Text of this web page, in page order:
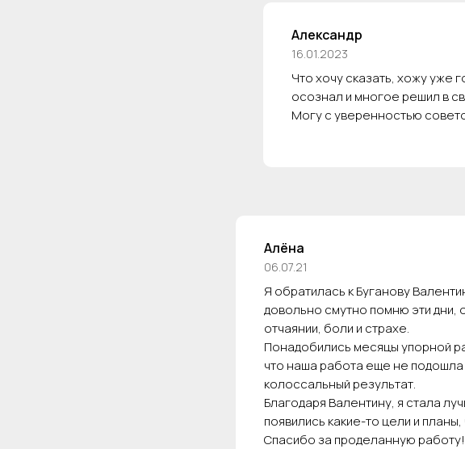
Александр
16.01.2023
Что хочу сказать, хожу уже
осознал и многое решил в
Могу с уверенностью
Алёна
06.07.21
Я обратилась к Буганову
довольно смутно помню эти дни,
отчаянии, боли и страхе.
Понадобились месяцы упорной
что наша работа еще не
колоссальный результат.
Благодаря Валентину, я стала
появились какие-то цели и
Спасибо за проделанную